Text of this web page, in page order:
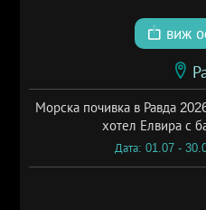
виж
Морска почивка в Равда
хотел Елвира с
Дата: 01.07 -